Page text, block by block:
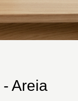
Areia